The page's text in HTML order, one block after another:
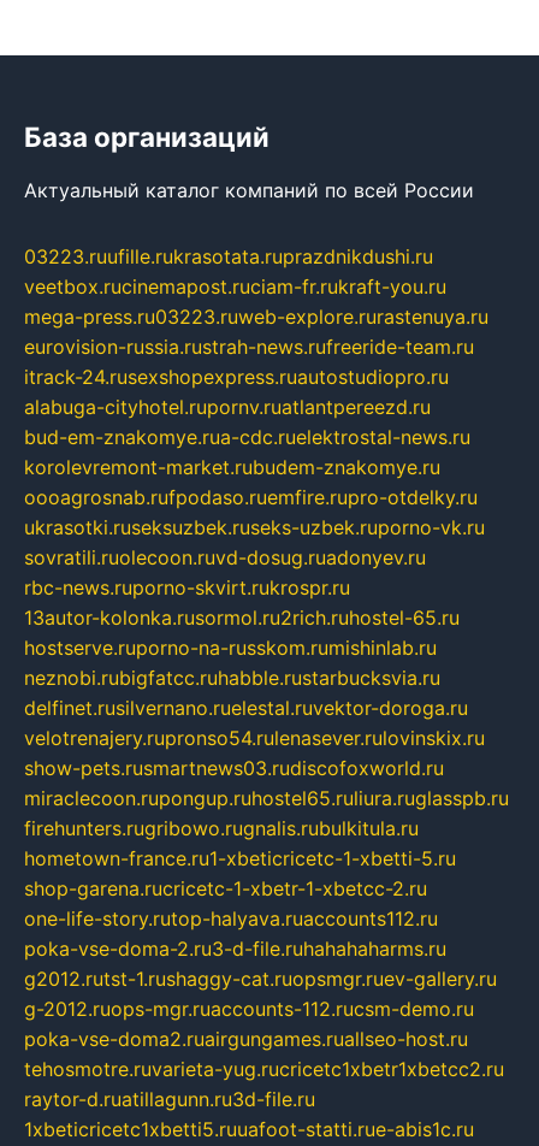
База организаций
Актуальный каталог компаний по всей России
03223.ruufille.rukrasotata.ruprazdnikdushi.ru
veetbox.rucinemapost.ruciam-fr.rukraft-you.ru
mega-press.ru03223.ruweb-explore.rurastenuya.ru
eurovision-russia.rustrah-news.rufreeride-team.ru
itrack-24.rusexshopexpress.ruautostudiopro.ru
alabuga-cityhotel.rupornv.ruatlantpereezd.ru
bud-em-znakomye.rua-cdc.ruelektrostal-news.ru
korolevremont-market.rubudem-znakomye.ru
oooagrosnab.rufpodaso.ruemfire.rupro-otdelky.ru
ukrasotki.ruseksuzbek.ruseks-uzbek.ruporno-vk.ru
sovratili.ruolecoon.ruvd-dosug.ruadonyev.ru
rbc-news.ruporno-skvirt.rukrospr.ru
13autor-kolonka.rusormol.ru2rich.ruhostel-65.ru
hostserve.ruporno-na-russkom.rumishinlab.ru
neznobi.rubigfatcc.ruhabble.rustarbucksvia.ru
delfinet.rusilvernano.ruelestal.ruvektor-doroga.ru
velotrenajery.rupronso54.rulenasever.rulovinskix.ru
show-pets.rusmartnews03.rudiscofoxworld.ru
miraclecoon.rupongup.ruhostel65.ruliura.ruglasspb.ru
firehunters.rugribowo.rugnalis.rubulkitula.ru
hometown-france.ru1-xbeticricetc-1-xbetti-5.ru
shop-garena.rucricetc-1-xbetr-1-xbetcc-2.ru
one-life-story.rutop-halyava.ruaccounts112.ru
poka-vse-doma-2.ru3-d-file.ruhahahaharms.ru
g2012.rutst-1.rushaggy-cat.ruopsmgr.ruev-gallery.ru
g-2012.ruops-mgr.ruaccounts-112.rucsm-demo.ru
poka-vse-doma2.ruairgungames.ruallseo-host.ru
tehosmotre.ruvarieta-yug.rucricetc1xbetr1xbetcc2.ru
raytor-d.ruatillagunn.ru3d-file.ru
1xbeticricetc1xbetti5.ruuafoot-statti.rue-abis1c.ru